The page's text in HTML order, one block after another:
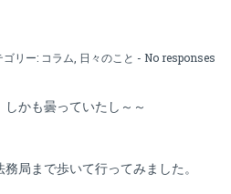
ゴリー: コラム 日々のこと - No responses
かも曇っていたし～～
局まで歩いて行ってみました。